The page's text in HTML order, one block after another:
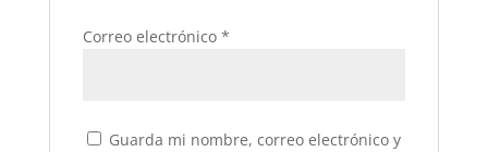
Correo electrónico *
Guarda mi nombre, correo electrónico y